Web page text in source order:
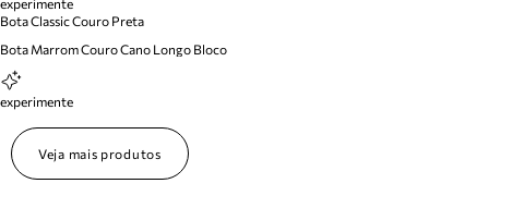
experimente
Bota Classic Couro Preta
Bota Marrom Couro Cano Longo Bloco
experimente
Veja mais produtos